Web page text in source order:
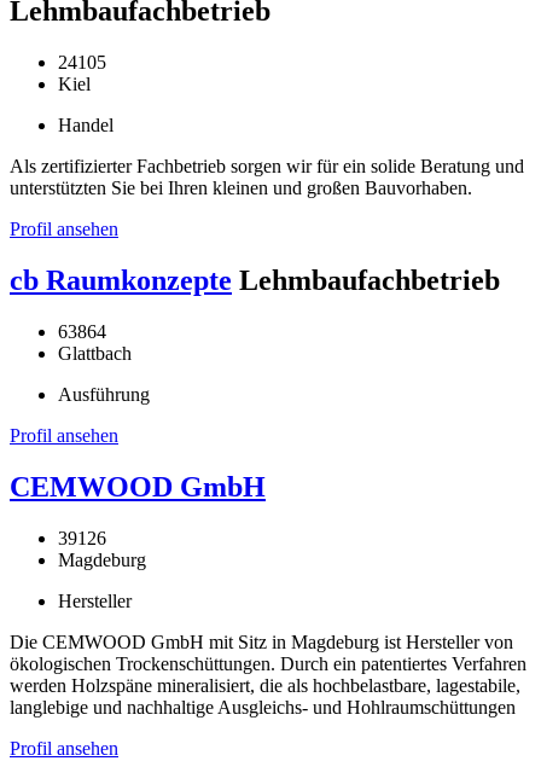
Lehmbaufachbetrieb
24105
Kiel
Handel
Als zertifizierter Fachbetrieb sorgen wir für ein solide Beratung und
unterstützten Sie bei Ihren kleinen und großen Bauvorhaben.
Profil ansehen
cb Raumkonzepte Lehmbaufachbetrieb
63864
Glattbach
Ausführung
Profil ansehen
CEMWOOD GmbH
39126
Magdeburg
Hersteller
Die CEMWOOD GmbH mit Sitz in Magdeburg ist Hersteller von
ökologischen Trockenschüttungen. Durch ein patentiertes Verfahren
werden Holzspäne mineralisiert, die als hochbelastbare, lagestabile,
langlebige und nachhaltige Ausgleichs- und Hohlraumschüttungen
Profil ansehen